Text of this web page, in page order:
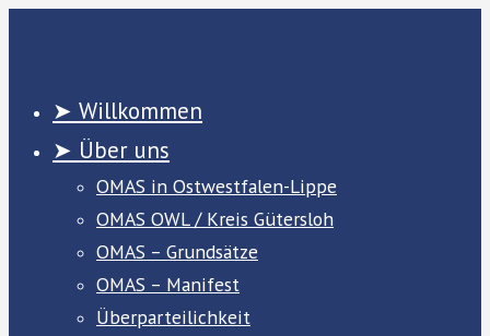
➤ Willkommen
➤ Über uns
OMAS in Ostwestfalen-Lippe
OMAS OWL / Kreis Gütersloh
OMAS – Grundsätze
OMAS – Manifest
Überparteilichkeit